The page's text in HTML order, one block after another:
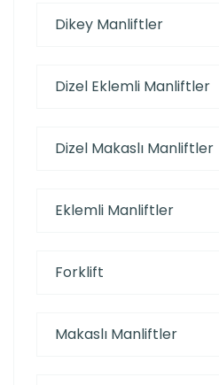
Dikey Manliftler
Dizel Eklemli Manliftler
Dizel Makaslı Manliftler
Eklemli Manliftler
Forklift
Makaslı Manliftler